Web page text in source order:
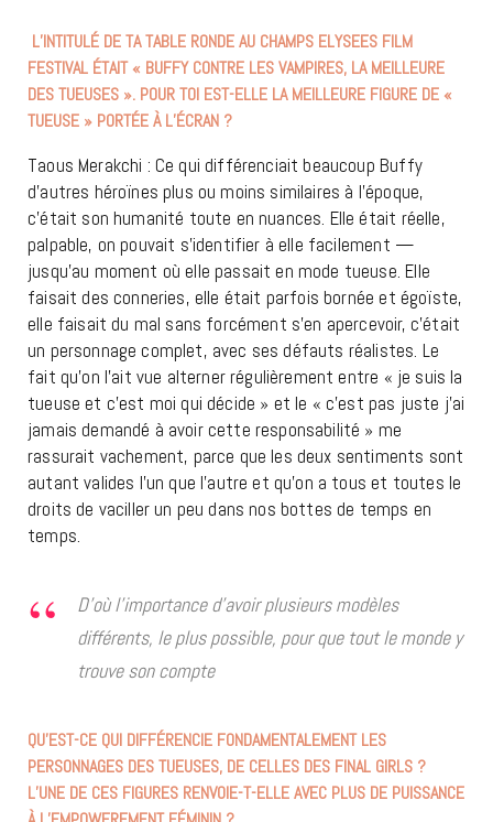
L’INTITULÉ DE TA TABLE RONDE AU CHAMPS ELYSEES FILM
FESTIVAL ÉTAIT « BUFFY CONTRE LES VAMPIRES, LA MEILLEURE
DES TUEUSES ». POUR TOI EST-ELLE LA MEILLEURE FIGURE DE «
TUEUSE » PORTÉE À L’ÉCRAN ?
Taous Merakchi : Ce qui différenciait beaucoup Buffy
d’autres héroïnes plus ou moins similaires à l’époque,
c’était son humanité toute en nuances. Elle était réelle,
palpable, on pouvait s’identifier à elle facilement —
jusqu’au moment où elle passait en mode tueuse. Elle
faisait des conneries, elle était parfois bornée et égoïste,
elle faisait du mal sans forcément s’en apercevoir, c’était
un personnage complet, avec ses défauts réalistes. Le
fait qu’on l’ait vue alterner régulièrement entre « je suis la
tueuse et c’est moi qui décide » et le « c’est pas juste j’ai
jamais demandé à avoir cette responsabilité » me
rassurait vachement, parce que les deux sentiments sont
autant valides l’un que l’autre et qu’on a tous et toutes le
droits de vaciller un peu dans nos bottes de temps en
temps.
D’où l’importance d’avoir plusieurs modèles
différents, le plus possible, pour que tout le monde y
trouve son compte
QU’EST-CE QUI DIFFÉRENCIE FONDAMENTALEMENT LES
PERSONNAGES DES TUEUSES, DE CELLES DES FINAL GIRLS ?
L’UNE DE CES FIGURES RENVOIE-T-ELLE AVEC PLUS DE PUISSANCE